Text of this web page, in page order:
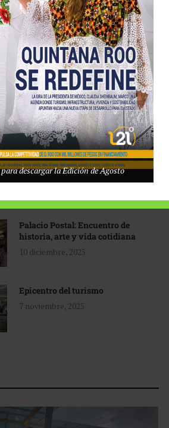
Promoción turística con visión
1 abril, 2026
Industria global en
reconfiguración
31 marzo, 2026
Palacio Postal: Encuentro de
historia, arte y vida cotidiana
10 diciembre, 2025
Epicentro del turismo
7 noviembre, 2025
descargar la Edición de Agosto